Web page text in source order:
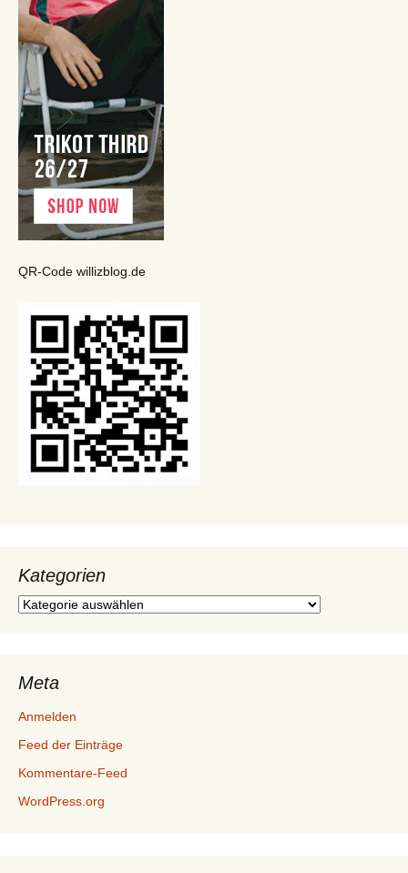
QR-Code willizblog.de
Kategorien
Kategorien
Meta
Anmelden
Feed der Einträge
Kommentare-Feed
WordPress.org